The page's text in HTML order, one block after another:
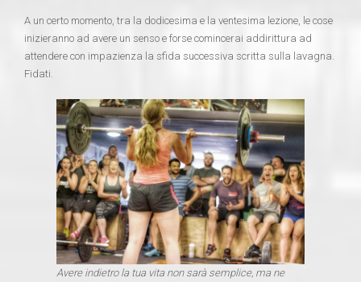
A un certo momento, tra la dodicesima e la ventesima lezione, le cose
inizieranno ad avere un senso e forse comincerai addirittura ad
attendere con impazienza la sfida successiva scritta sulla lavagna.
Fidati.
Avere indietro la tua vita non sarà semplice, ma ne